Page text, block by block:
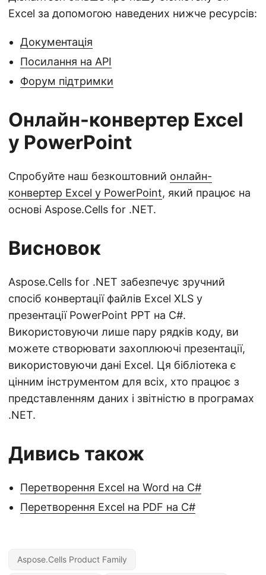
Excel за допомогою наведених нижче ресурсів:
Документація
Посилання на API
Форум підтримки
Онлайн-конвертер Excel
у PowerPoint
Спробуйте наш безкоштовний онлайн-
конвертер Excel у PowerPoint, який працює на
основі Aspose.Cells for .NET.
Висновок
Aspose.Cells for .NET забезпечує зручний
спосіб конвертації файлів Excel XLS у
презентації PowerPoint PPT на C#.
Використовуючи лише пару рядків коду, ви
можете створювати захоплюючі презентації,
використовуючи дані Excel. Ця бібліотека є
цінним інструментом для всіх, хто працює з
представленням даних і звітністю в програмах
.NET.
Дивись також
Перетворення Excel на Word на C#
Перетворення Excel на PDF на C#
Aspose.Cells Product Family